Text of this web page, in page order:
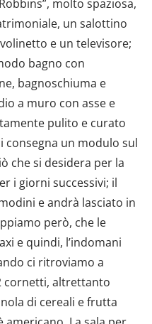
molto spaziosa,
un salottino
e un televisore;
bagno con
bagnoschiuma e
a muro con asse e
pulito e curato
consegna un modulo sul
che si desidera per la
i giorni successivi; il
e andrà lasciato in
però, che le
e quindi, l’indomani
ci ritroviamo a
cornetti, altrettanto
di cereali e frutta